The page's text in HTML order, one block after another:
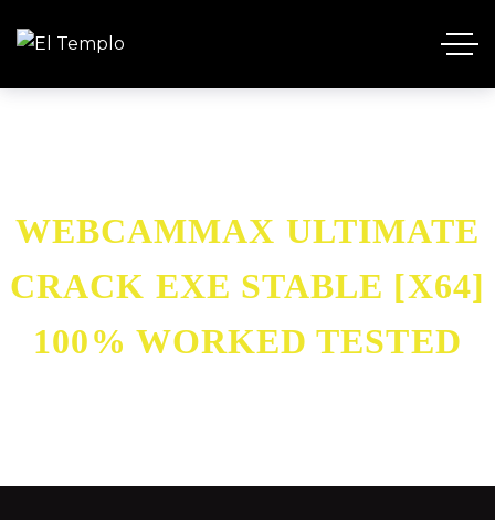
WEBCAMMAX ULTIMATE
CRACK EXE STABLE [X64]
100% WORKED TESTED